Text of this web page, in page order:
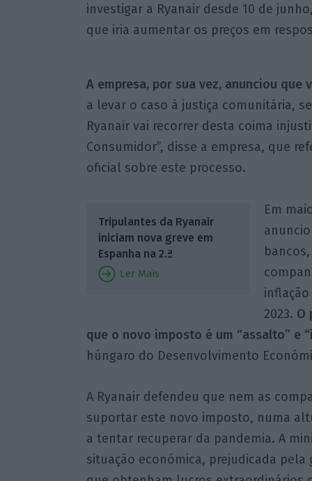
investigar a Ryanair desde 10 de
que iria aumentar os preços em
A empresa, por sua vez, anunciou que
a levar o caso à justiça comunitária,
Ryanair vai recorrer desta coima
Consumidor”, disse a empresa, que
oficial sobre este processo.
Tripulantes da Ryanair
iniciam nova greve em
Espanha na 2.ª
Ler Mais
Em
2023. O
que o novo imposto é um “assalto” e
húngaro do Desenvolvimento
A Ryanair defendeu que nem as
suportar este novo imposto, numa
a tentar recuperar da pandemia. A
situação económica, prejudicada